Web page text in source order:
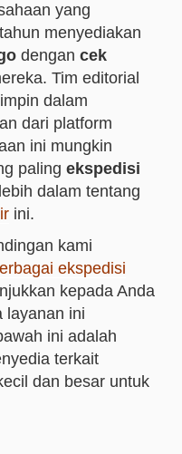
yang
menyediakan
dengan cek
Tim editorial
dalam
dari platform
ini mungkin
paling ekspedisi
dalam tentang
ini.
kami
ekspedisi
kepada Anda
layanan ini
ini adalah
terkait
dan besar untuk